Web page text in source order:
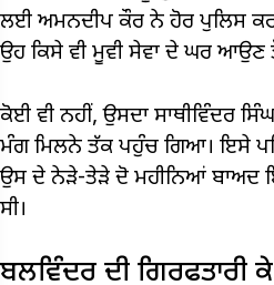
ਲਈ ਅਮਨਦੀਪ ਕੌਰ ਨੇ ਹੋਰ ਪੁਲਿਸ
ਉਹ ਕਿਸੇ ਵੀ ਮੂਵੀ ਸੇਵਾ ਦੇ ਘਰ ਆਉਣ
ਕੋਈ ਵੀ ਨਹੀਂ, ਉਸਦਾ ਸਾਥੀਵਿੰਦਰ
ਮੰਗ ਮਿਲਨੇ ਤੱਕ ਪਹੁੰਚ ਗਿਆ। ਇਸੇ
ਉਸ ਦੇ ਨੇੜੇ-ਤੇੜੇ ਦੋ ਮਹੀਨਿਆਂ ਬਾਅਦ
ਸੀ।
ਬਲਵਿੰਦਰ ਦੀ ਗਿਰਫਤਾਰੀ